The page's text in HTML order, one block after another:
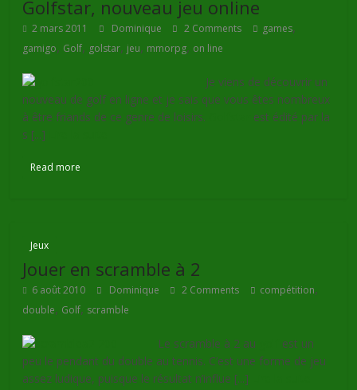
Golfstar, nouveau jeu online
2 mars 2011 Dominique 2 Comments games,
gamigo, Golf, golstar, jeu, mmorpg, on line
Je viens de découvrir un
nouveau de golf en ligne et je sais que vous êtes nombreux
à être friands de ce genre de loisirs.
est édité par la
s [...]
Read more
Jeux
Jouer en scramble à 2
6 août 2010 Dominique 2 Comments compétition,
double, Golf, scramble
Le scramble à 2 au
est un
peu le pendant du double au tennis. C’est une forme de jeu
assez ludique, puisque le résultat n’influe [...]